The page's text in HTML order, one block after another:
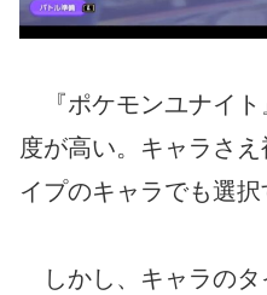
『ポケモンユナイト
度が高い。キャラさ
イプのキャラでも選択
しかし、キャラのタ